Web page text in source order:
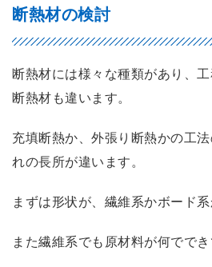
断熱材の検討
断熱材には様々な種類があり、
断熱材も違います。
充填断熱か、外張り断熱かの工
れの長所が違います。
まずは形状が、繊維系かボード系
また繊維系でも原材料が何ででき